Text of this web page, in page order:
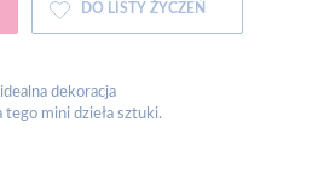
DO LISTY ŻYCZEŃ
dekoracja
tego mini dzieła sztuki.